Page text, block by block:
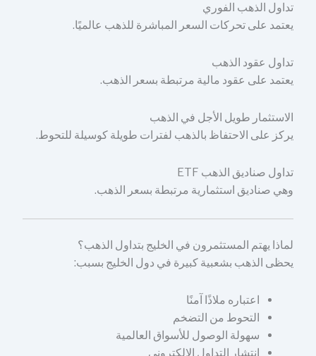
تداول الذهب الفوري
يعتمد على تحركات السعر المباشرة للذهب عالميًا.
تداول عقود الذهب
يعتمد على عقود مالية مرتبطة بسعر الذهب.
الاستثمار طويل الأجل في الذهب
يركز على الاحتفاظ بالذهب لفترات طويلة كوسيلة للتحوط.
تداول صناديق الذهب ETF
وهي صناديق استثمارية مرتبطة بسعر الذهب.
لماذا يهتم المستثمرون في الخليج بتداول الذهب؟
يحظى الذهب بشعبية كبيرة في دول الخليج بسبب:
اعتباره ملاذًا آمنًا
التحوط من التضخم
سهولة الوصول للأسواق العالمية
انتشار التداول الإلكتروني